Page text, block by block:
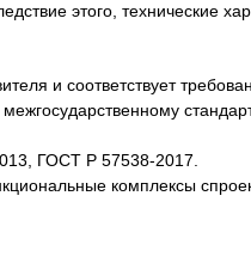
этого, технические
и соответствует
межгосударственному
ГОСТ Р 57538-2017.
комплексы